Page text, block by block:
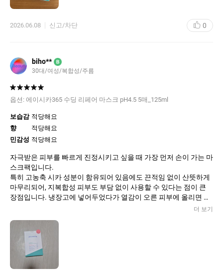
2026.06.08 신고/차단 0
biho** B
30대/여성/복합성/주름
옵션: 에이시카365 수딩 리페어 마스크 pH4.5 5매_125ml
보습감 적당해요
향
적당해요
민감성 적당해요
자극받은 피부를 빠르게 진정시키고 싶을 때 가장 먼저 손이 가는 마
스크팩입니다.
특히 고농축 시카 성분이 함유되어 있음에도 끈적임 없이 산뜻하게
마무리되어, 지복합성 피부도 부담 없이 사용할 수 있다는 점이 큰
장점입니다. 냉장고에 넣어두었다가 열감이 오른 피부에 올리면 즉
각적인 쿨링 효과와 함께 붉은 기가 눈에 띄게 완화됩니다. 환절기
더 보기